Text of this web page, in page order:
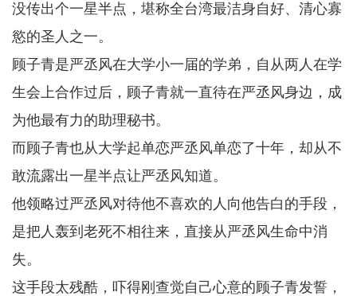
没传出个一星半点，堪称全台湾最洁身自好、清心寡
慾的圣人之一。
顾子青是严丞风在大学小一届的学弟，自从两人在学
生会上合作过后，顾子青就一直待在严丞风身边，成
为他最有力的助理秘书。
而顾子青也从大学起单恋严丞风单恋了十年，却从不
敢流露出一星半点让严丞风知道。
他领略过严丞风对待他不喜欢的人向他告白的手段，
是把人轰到老死不相往来，直接从严丞风生命中消
失。
这手段太残酷，吓得刚查觉自己心意的顾子青发誓，